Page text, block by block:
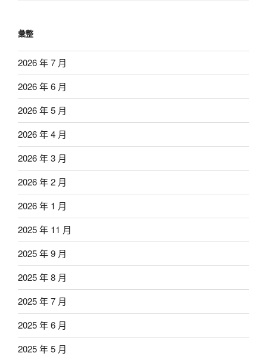
彙整
2026 年 7 月
2026 年 6 月
2026 年 5 月
2026 年 4 月
2026 年 3 月
2026 年 2 月
2026 年 1 月
2025 年 11 月
2025 年 9 月
2025 年 8 月
2025 年 7 月
2025 年 6 月
2025 年 5 月